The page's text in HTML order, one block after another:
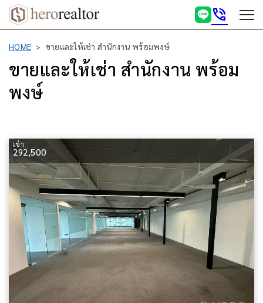
phone_in_talk
HOME ขายและให้เช่า สำนักงาน พร้อมพงษ์
ขายและให้เช่า สำนักงาน พร้อม
พงษ์
เช่า
292,500